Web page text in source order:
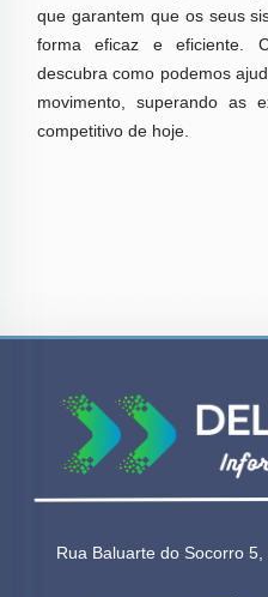
que garantem que os seus
forma eficaz e eficiente.
descubra como podemos
movimento, superando as
competitivo de hoje.
Rua Baluarte do Socorro